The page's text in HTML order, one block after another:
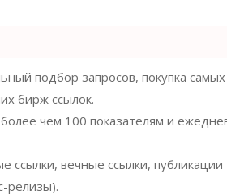
подбор запросов, покупка
бирж ссылок.
чем 100 показателям и
вечные ссылки, публикации
релизы).